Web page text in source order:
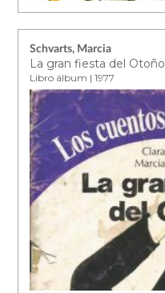
Schvarts, Marcia
La gran fiesta del Otoño
Libro álbum | 1977